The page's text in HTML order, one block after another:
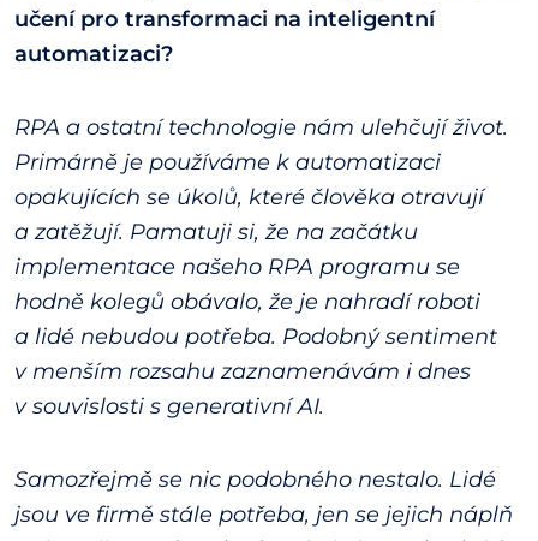
učení pro transformaci na inteligentní
automatizaci?
RPA a ostatní technologie nám ulehčují život.
Primárně je používáme k automatizaci
opakujících se úkolů, které člověka otravují
a zatěžují. Pamatuji si, že na začátku
implementace našeho RPA programu se
hodně kolegů obávalo, že je nahradí roboti
a lidé nebudou potřeba. Podobný sentiment
v menším rozsahu zaznamenávám i dnes
v souvislosti s generativní AI.
Samozřejmě se nic podobného nestalo. Lidé
jsou ve firmě stále potřeba, jen se jejich náplň